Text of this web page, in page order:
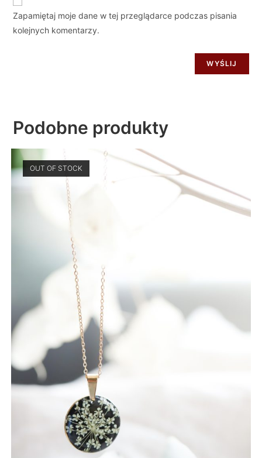
Zapamiętaj moje dane w tej przeglądarce podczas pisania
kolejnych komentarzy.
Podobne produkty
OUT OF STOCK